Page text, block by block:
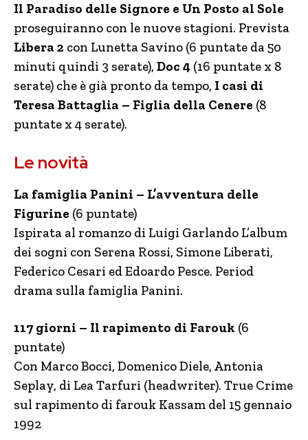
Il Paradiso delle Signore e Un Posto al Sole
proseguiranno con le nuove stagioni. Prevista
Libera 2 con Lunetta Savino (6 puntate da 50
minuti quindi 3 serate), Doc 4 (16 puntate x 8
serate) che è già pronto da tempo, I casi di
Teresa Battaglia – Figlia della Cenere (8
puntate x 4 serate).
Le novità
La famiglia Panini – L’avventura delle
Figurine (6 puntate)
Ispirata al romanzo di Luigi Garlando L’album
dei sogni con Serena Rossi, Simone Liberati,
Federico Cesari ed Edoardo Pesce. Period
drama sulla famiglia Panini.
117 giorni – Il rapimento di Farouk (6
puntate)
Con Marco Bocci, Domenico Diele, Antonia
Seplay, di Lea Tarfuri (headwriter). True Crime
sul rapimento di farouk Kassam del 15 gennaio
1992